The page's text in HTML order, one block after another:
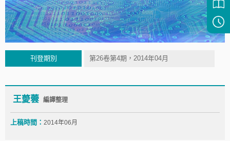
刊登期別 第26卷第4期，2014年04月
王薆蕓 編譯整理
上稿時間： 2014年06月